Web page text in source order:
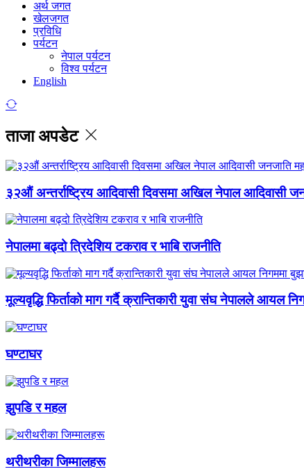
अर्थ जगत
खेलजगत
प्रविधि
पर्यटन
नेपाल पर्यटन
विश्व पर्यटन
English
ताजा अपडेट
३२औं अन्तर्राष्ट्रिय आदिवासी दिवसमा अखिल नेपाल आदिवासी
नेपालमा बढ्दो त्रिदेशिय टकराव र भाबि राजनीति
मूल्यवृद्धि फिर्ताको माग गर्दै क्रान्तिकारी युवा संघ नेपालले आयल
घण्टाघर
झुपडि र महल
थरीथरीका जिम्मालहरू